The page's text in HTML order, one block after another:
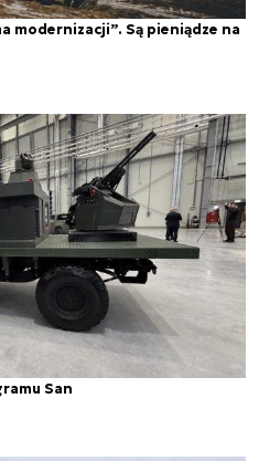
modernizacji”. Są pieniądze na
San